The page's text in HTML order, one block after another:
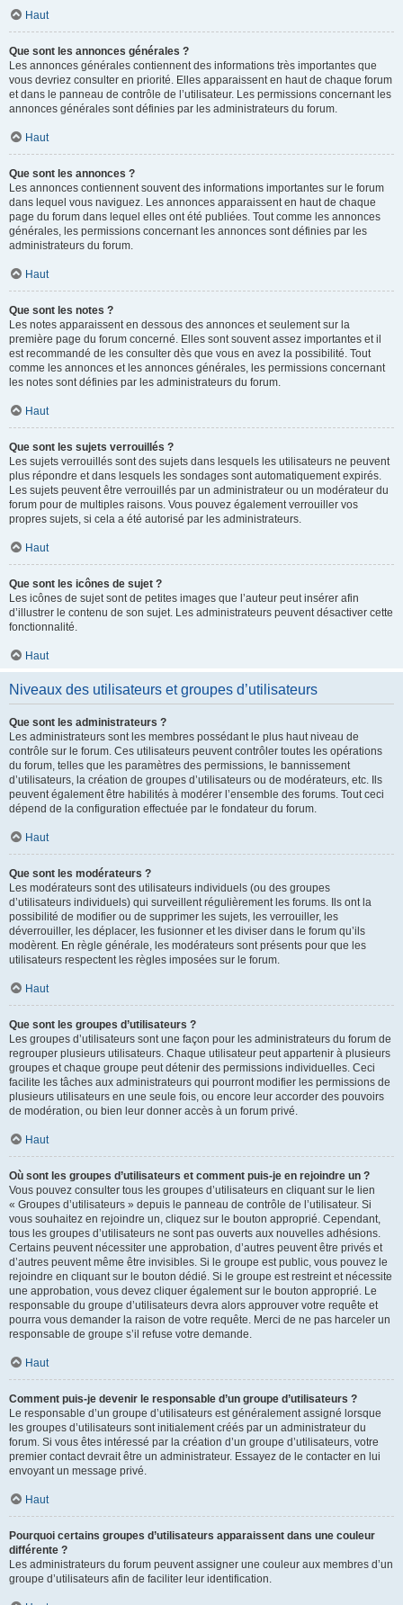
Haut
Que sont les annonces générales ?
Les annonces générales contiennent des informations très importantes que
vous devriez consulter en priorité. Elles apparaissent en haut de chaque forum
et dans le panneau de contrôle de l’utilisateur. Les permissions concernant les
annonces générales sont définies par les administrateurs du forum.
Haut
Que sont les annonces ?
Les annonces contiennent souvent des informations importantes sur le forum
dans lequel vous naviguez. Les annonces apparaissent en haut de chaque
page du forum dans lequel elles ont été publiées. Tout comme les annonces
générales, les permissions concernant les annonces sont définies par les
administrateurs du forum.
Haut
Que sont les notes ?
Les notes apparaissent en dessous des annonces et seulement sur la
première page du forum concerné. Elles sont souvent assez importantes et il
est recommandé de les consulter dès que vous en avez la possibilité. Tout
comme les annonces et les annonces générales, les permissions concernant
les notes sont définies par les administrateurs du forum.
Haut
Que sont les sujets verrouillés ?
Les sujets verrouillés sont des sujets dans lesquels les utilisateurs ne peuvent
plus répondre et dans lesquels les sondages sont automatiquement expirés.
Les sujets peuvent être verrouillés par un administrateur ou un modérateur du
forum pour de multiples raisons. Vous pouvez également verrouiller vos
propres sujets, si cela a été autorisé par les administrateurs.
Haut
Que sont les icônes de sujet ?
Les icônes de sujet sont de petites images que l’auteur peut insérer afin
d’illustrer le contenu de son sujet. Les administrateurs peuvent désactiver cette
fonctionnalité.
Haut
Niveaux des utilisateurs et groupes d’utilisateurs
Que sont les administrateurs ?
Les administrateurs sont les membres possédant le plus haut niveau de
contrôle sur le forum. Ces utilisateurs peuvent contrôler toutes les opérations
du forum, telles que les paramètres des permissions, le bannissement
d’utilisateurs, la création de groupes d’utilisateurs ou de modérateurs, etc. Ils
peuvent également être habilités à modérer l’ensemble des forums. Tout ceci
dépend de la configuration effectuée par le fondateur du forum.
Haut
Que sont les modérateurs ?
Les modérateurs sont des utilisateurs individuels (ou des groupes
d’utilisateurs individuels) qui surveillent régulièrement les forums. Ils ont la
possibilité de modifier ou de supprimer les sujets, les verrouiller, les
déverrouiller, les déplacer, les fusionner et les diviser dans le forum qu’ils
modèrent. En règle générale, les modérateurs sont présents pour que les
utilisateurs respectent les règles imposées sur le forum.
Haut
Que sont les groupes d’utilisateurs ?
Les groupes d’utilisateurs sont une façon pour les administrateurs du forum de
regrouper plusieurs utilisateurs. Chaque utilisateur peut appartenir à plusieurs
groupes et chaque groupe peut détenir des permissions individuelles. Ceci
facilite les tâches aux administrateurs qui pourront modifier les permissions de
plusieurs utilisateurs en une seule fois, ou encore leur accorder des pouvoirs
de modération, ou bien leur donner accès à un forum privé.
Haut
Où sont les groupes d’utilisateurs et comment puis-je en rejoindre un ?
Vous pouvez consulter tous les groupes d’utilisateurs en cliquant sur le lien
« Groupes d’utilisateurs » depuis le panneau de contrôle de l’utilisateur. Si
vous souhaitez en rejoindre un, cliquez sur le bouton approprié. Cependant,
tous les groupes d’utilisateurs ne sont pas ouverts aux nouvelles adhésions.
Certains peuvent nécessiter une approbation, d’autres peuvent être privés et
d’autres peuvent même être invisibles. Si le groupe est public, vous pouvez le
rejoindre en cliquant sur le bouton dédié. Si le groupe est restreint et nécessite
une approbation, vous devez cliquer également sur le bouton approprié. Le
responsable du groupe d’utilisateurs devra alors approuver votre requête et
pourra vous demander la raison de votre requête. Merci de ne pas harceler un
responsable de groupe s’il refuse votre demande.
Haut
Comment puis-je devenir le responsable d’un groupe d’utilisateurs ?
Le responsable d’un groupe d’utilisateurs est généralement assigné lorsque
les groupes d’utilisateurs sont initialement créés par un administrateur du
forum. Si vous êtes intéressé par la création d’un groupe d’utilisateurs, votre
premier contact devrait être un administrateur. Essayez de le contacter en lui
envoyant un message privé.
Haut
Pourquoi certains groupes d’utilisateurs apparaissent dans une couleur
différente ?
Les administrateurs du forum peuvent assigner une couleur aux membres d’un
groupe d’utilisateurs afin de faciliter leur identification.